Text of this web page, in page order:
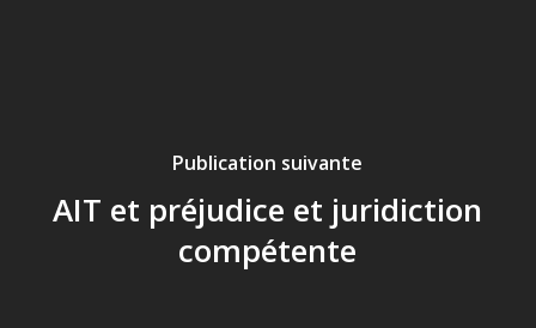
Publication suivante
AIT et préjudice et juridiction
compétente